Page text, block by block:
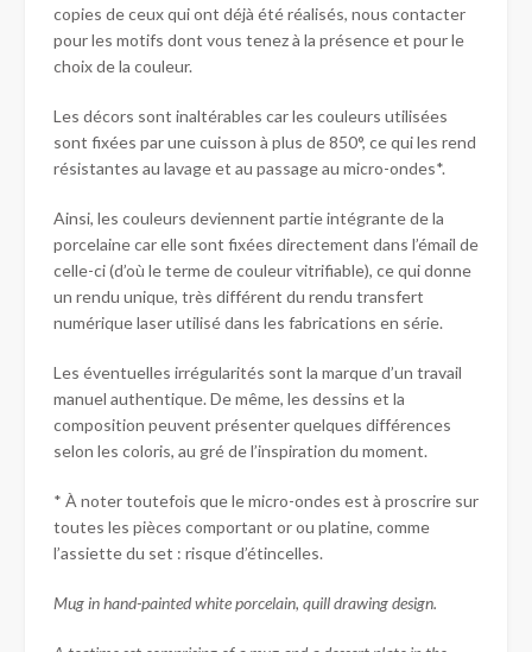
copies de ceux qui ont déjà été réalisés, nous contacter
pour les motifs dont vous tenez à la présence et pour le
choix de la couleur.
Les décors sont inaltérables car les couleurs utilisées
sont fixées par une cuisson à plus de 850°, ce qui les rend
résistantes au lavage et au passage au micro-ondes*.
Ainsi, les couleurs deviennent partie intégrante de la
porcelaine car elle sont fixées directement dans l’émail de
celle-ci (d’où le terme de couleur vitrifiable), ce qui donne
un rendu unique, très différent du rendu transfert
numérique laser utilisé dans les fabrications en série.
Les éventuelles irrégularités sont la marque d’un travail
manuel authentique. De même, les dessins et la
composition peuvent présenter quelques différences
selon les coloris, au gré de l’inspiration du moment.
* À noter toutefois que le micro-ondes est à proscrire sur
toutes les pièces comportant or ou platine, comme
l’assiette du set : risque d’étincelles.
Mug in hand-painted white porcelain, quill drawing design.